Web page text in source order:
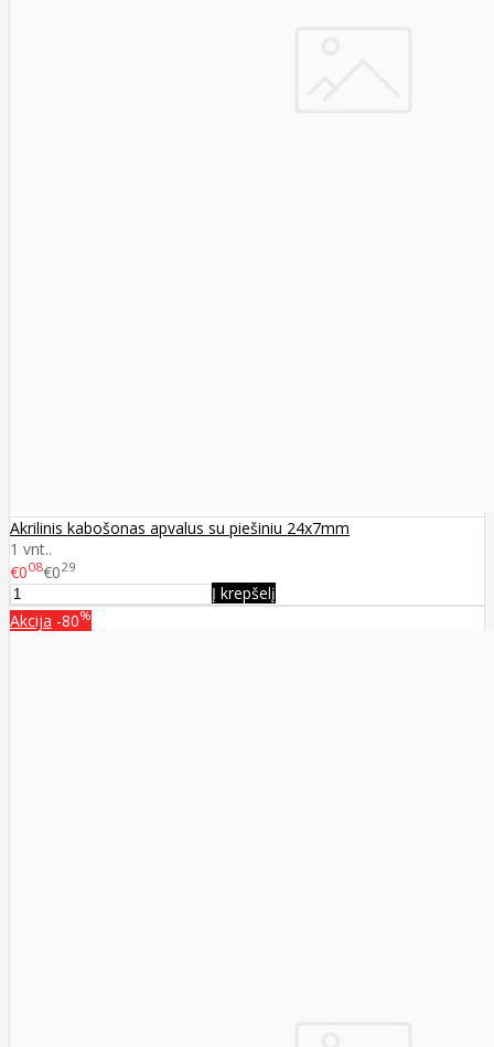
Akrilinis kabošonas apvalus su piešiniu 24x7mm
1 vnt..
€008€029
Į krepšelį
Akcija -80%